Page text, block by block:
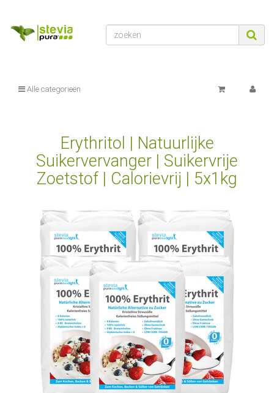
Alle categorieën
Erythritol | Natuurlijke
Suikervervanger | Suikervrije
Zoetstof | Calorievrij | 5x1kg